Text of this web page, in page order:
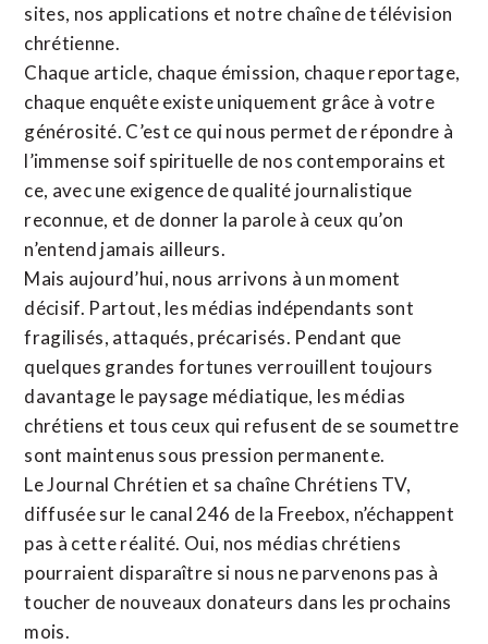
sites, nos applications et notre chaîne de télévision
chrétienne.
Chaque article, chaque émission, chaque reportage,
chaque enquête existe uniquement grâce à votre
générosité. C’est ce qui nous permet de répondre à
l’immense soif spirituelle de nos contemporains et
ce, avec une exigence de qualité journalistique
reconnue, et de donner la parole à ceux qu’on
n’entend jamais ailleurs.
Mais aujourd’hui, nous arrivons à un moment
décisif. Partout, les médias indépendants sont
fragilisés, attaqués, précarisés. Pendant que
quelques grandes fortunes verrouillent toujours
davantage le paysage médiatique, les médias
chrétiens et tous ceux qui refusent de se soumettre
sont maintenus sous pression permanente.
Le Journal Chrétien et sa chaîne Chrétiens TV,
diffusée sur le canal 246 de la Freebox, n’échappent
pas à cette réalité. Oui, nos médias chrétiens
pourraient disparaître si nous ne parvenons pas à
toucher de nouveaux donateurs dans les prochains
mois.